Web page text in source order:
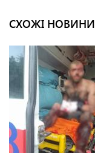
СХОЖІ НОВИНИ